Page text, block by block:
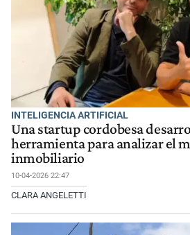
INTELIGENCIA ARTIFICIAL
Una startup cordobesa
herramienta para analizar el
inmobiliario
10-04-2026 22:47
CLARA ANGELETTI